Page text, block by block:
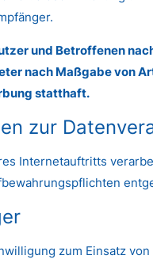
und Betroffenen
nach Maßgabe von
statthaft.
zur
Internetauftritts
zum Einsatz